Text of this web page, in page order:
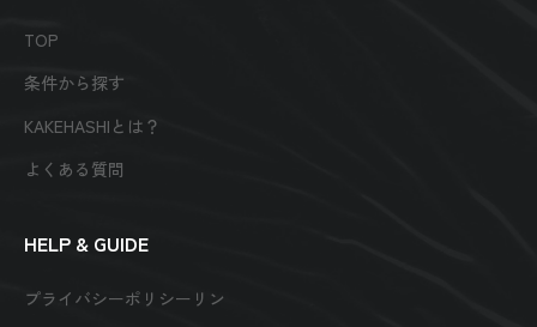
TOP
条件から探す
KAKEHASHIとは？
よくある質問
HELP & GUIDE
プライバシーポリシーリン